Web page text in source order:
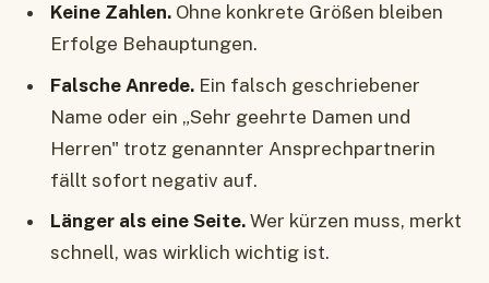
Keine Zahlen.Ohne konkrete Größen bleiben
Erfolge Behauptungen.
Falsche Anrede.Ein falsch geschriebener
Name oder ein „Sehr geehrte Damen und
Herren" trotz genannter Ansprechpartnerin
fällt sofort negativ auf.
Länger als eine Seite.Wer kürzen muss, merkt
schnell, was wirklich wichtig ist.